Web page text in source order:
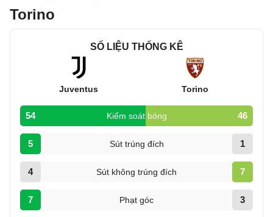
Torino
SỐ LIỆU THỐNG KÊ
Juventus Torino
54 Kiểm soát bóng 46
5 Sút trúng đích 1
4 Sút không trúng đích 7
7 Phạt góc 3